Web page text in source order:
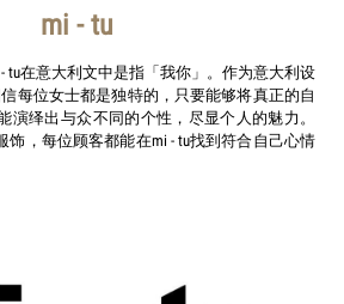
mi - tu
- tu在意大利文中是指「我你」。作为意大利设
每位女士都是独特的，只要能够将真正的自
演绎出与众不同的个性，尽显个人的魅力。
饰，每位顾客都能在mi - tu找到符合自己心情